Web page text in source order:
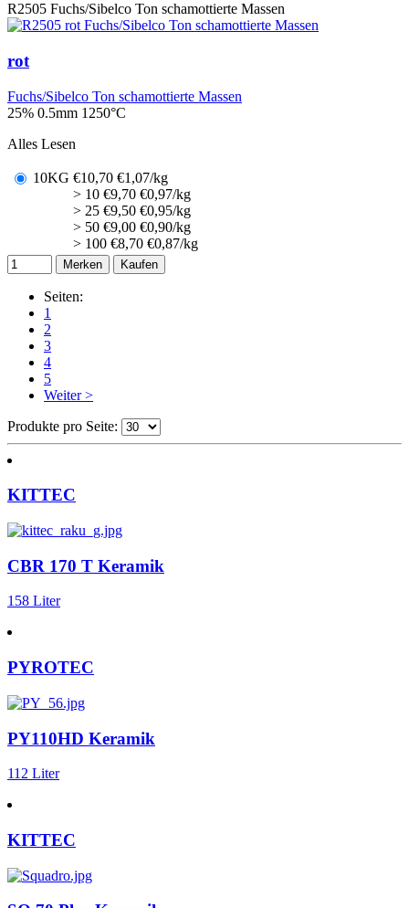
R2505 Fuchs/Sibelco Ton schamottierte Massen
rot
Fuchs/Sibelco Ton schamottierte Massen
25% 0.5mm 1250°C
Alles Lesen
10KG €10,70 €1,07/kg
> 10 €9,70 €0,97/kg
> 25 €9,50 €0,95/kg
> 50 €9,00 €0,90/kg
> 100 €8,70 €0,87/kg
Merken Kaufen
Seiten:
1
2
3
4
5
Weiter >
Produkte pro Seite:
KITTEC
CBR 170 T Keramik
158 Liter
PYROTEC
PY110HD Keramik
112 Liter
KITTEC